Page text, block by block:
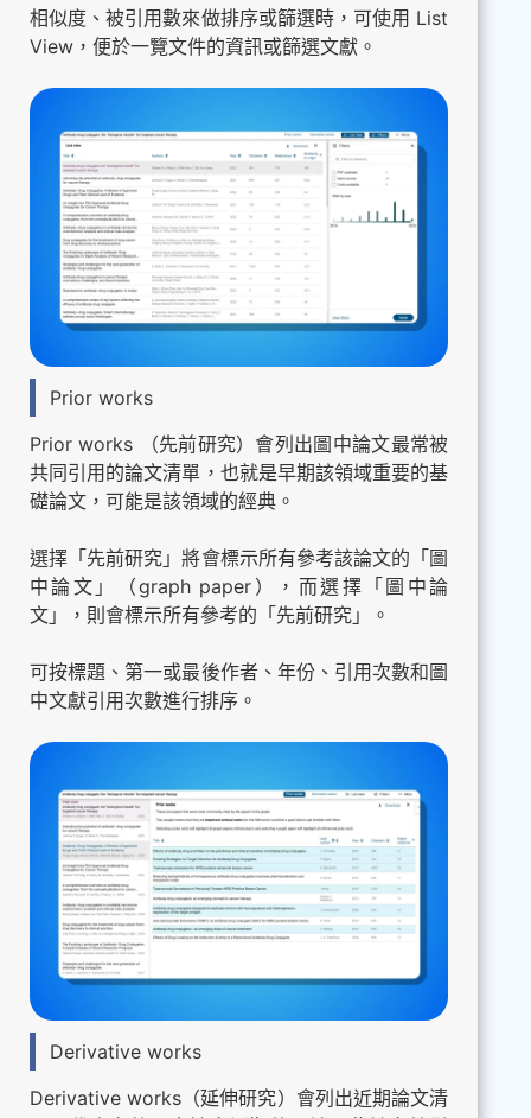
相似度、被引用數來做排序或篩選時，可使用 List
View，便於一覽文件的資訊或篩選文獻。
Prior works
Prior works （先前研究）會列出圖中論文最常被
共同引用的論文清單，也就是早期該領域重要的基
礎論文，可能是該領域的經典。
選擇「先前研究」將會標示所有參考該論文的「圖
中論文」（graph paper），而選擇「圖中論
文」，則會標示所有參考的「先前研究」。
可按標題、第一或最後作者、年份、引用次數和圖
中文獻引用次數進行排序。
Derivative works
Derivative works（延伸研究）會列出近期論文清